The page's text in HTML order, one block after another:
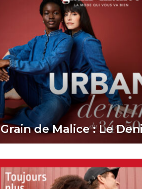
Grain de Malice : Le